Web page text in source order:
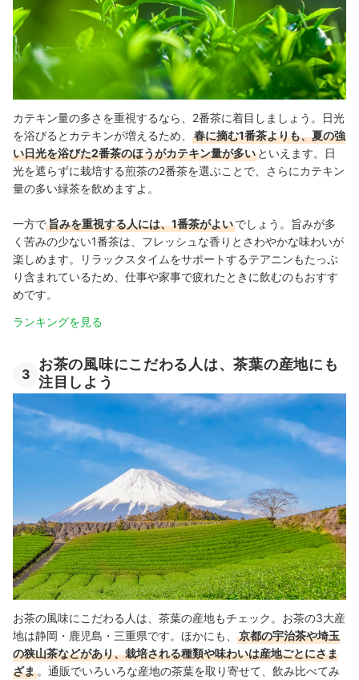
カテキン量の多さを重視するなら、2番茶に着目しましょう。日光
を浴びるとカテキンが増えるため、
春に摘む1番茶よりも、夏の強
い日光を浴びた2番茶のほうがカテキン量が多い といえます。日
光を遮らずに栽培する煎茶の2番茶を選ぶことで、さらにカテキン
量の多い緑茶を飲めますよ。
一方で旨みを重視する人には、1番茶がよいでしょう。旨みが多
く苦みの少ない1番茶は、フレッシュな香りとさわやかな味わいが
楽しめます。リラックスタイムをサポートするテアニンもたっぷ
り含まれているため、仕事や家事で疲れたときに飲むのもおすす
めです。
ランキングを見る
3
お茶の風味にこだわる人は、茶葉の産地にも
注目しよう
お茶の風味にこだわる人は、茶葉の産地もチェック。お茶の3大産
地は静岡・鹿児島・三重県です。ほかにも、
京都の宇治茶や埼玉
の狭山茶などがあり、栽培される種類や味わいは産地ごとにさま
ざま 。通販でいろいろな産地の茶葉を取り寄せて、飲み比べてみ